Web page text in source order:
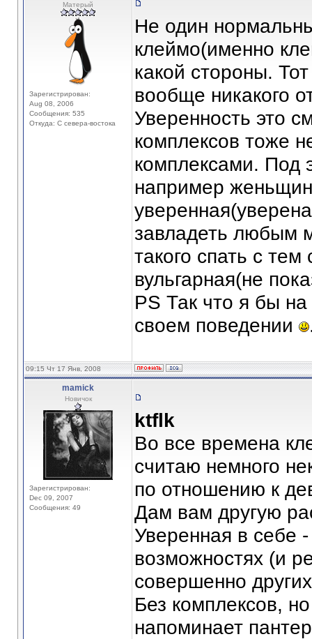
Матерый
Зарегистрирован:
Aug 08, 2006
Сообщения: 535
Откуда: С севера-востока
Не один
клеймо(именно
какой стороны.
вообще никакого
Уверенность это
комплексов тоже
комплексами. Под
например
завладеть любым
такого спать с
вульгарная(не
PS Так что я бы
своем поведении
09:15 Чт 17 Янв, 2008
mamick
Новичок
Зарегистрирован:
Dec 09, 2007
Сообщения: 49
ktflk
Во все времена
считаю немного
по отношению к
Дам вам другую
Уверенная в себе
возможностях (и
совершенно
Без комплексов,
напоминает